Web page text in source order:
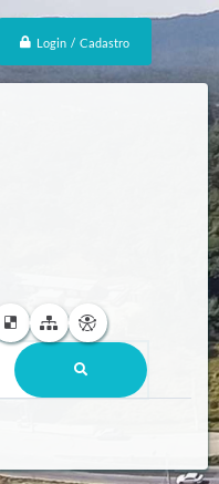
Login / Cadastro